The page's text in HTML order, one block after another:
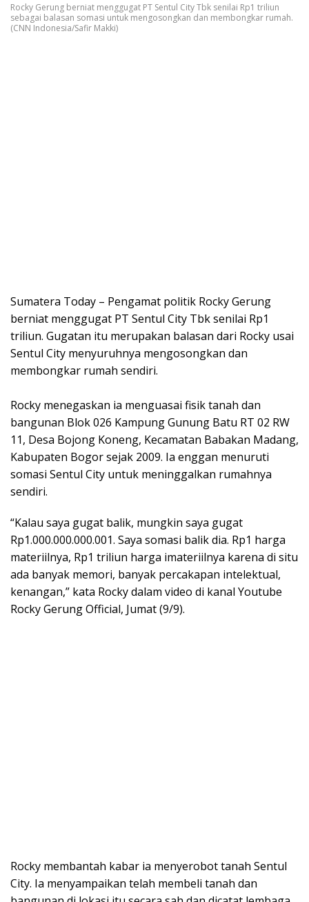
Rocky Gerung berniat menggugat PT Sentul City Tbk senilai Rp1 triliun
sebagai balasan somasi untuk mengosongkan dan membongkar rumah.
(CNN Indonesia/Safir Makki)
Sumatera Today – Pengamat politik Rocky Gerung
berniat menggugat PT Sentul City Tbk senilai Rp1
triliun. Gugatan itu merupakan balasan dari Rocky usai
Sentul City menyuruhnya mengosongkan dan
membongkar rumah sendiri.
Rocky menegaskan ia menguasai fisik tanah dan
bangunan Blok 026 Kampung Gunung Batu RT 02 RW
11, Desa Bojong Koneng, Kecamatan Babakan Madang,
Kabupaten Bogor sejak 2009. Ia enggan menuruti
somasi Sentul City untuk meninggalkan rumahnya
sendiri.
“Kalau saya gugat balik, mungkin saya gugat
Rp1.000.000.000.001. Saya somasi balik dia. Rp1 harga
materiilnya, Rp1 triliun harga imateriilnya karena di situ
ada banyak memori, banyak percakapan intelektual,
kenangan,” kata Rocky dalam video di kanal Youtube
Rocky Gerung Official, Jumat (9/9).
Rocky membantah kabar ia menyerobot tanah Sentul
City. Ia menyampaikan telah membeli tanah dan